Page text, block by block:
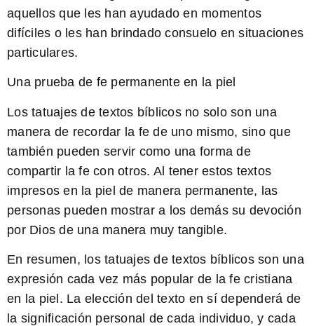
aquellos que les han ayudado en momentos
difíciles o les han brindado consuelo en situaciones
particulares.
Una prueba de fe permanente en la piel
Los tatuajes de textos bíblicos no solo son una
manera de recordar la fe de uno mismo, sino que
también pueden servir como una forma de
compartir la fe con otros. Al tener estos textos
impresos en la piel de manera permanente, las
personas pueden mostrar a los demás su devoción
por Dios de una manera muy tangible.
En resumen, los tatuajes de textos bíblicos son una
expresión cada vez más popular de la fe cristiana
en la piel. La elección del texto en sí dependerá de
la significación personal de cada individuo, y cada